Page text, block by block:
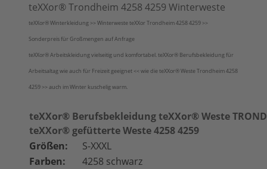
teXXor® Trondheim 4258 4259 Winterweste
teXXor® Winterkleidung >> Winterweste teXXor Trondheim 4258 4259 >>
Sonderpreis für Großmengen auf Anfrage
teXXor® Arbeitskleidung vielseitig und komfortabel. teXXor® Berufsbekleidung für
Arbeitsaltag wie auch für Freizeit geeignet << wie dieteXXor®Weste Trondheim 4258
4259 >> auch im Winter kuschelig warm.
teXXor® Berufsbekleidung teXXor® Weste
teXXor® gefütterte Weste 4258 4259
Größen:
S-XXXL
Farben:
4258 schwarz